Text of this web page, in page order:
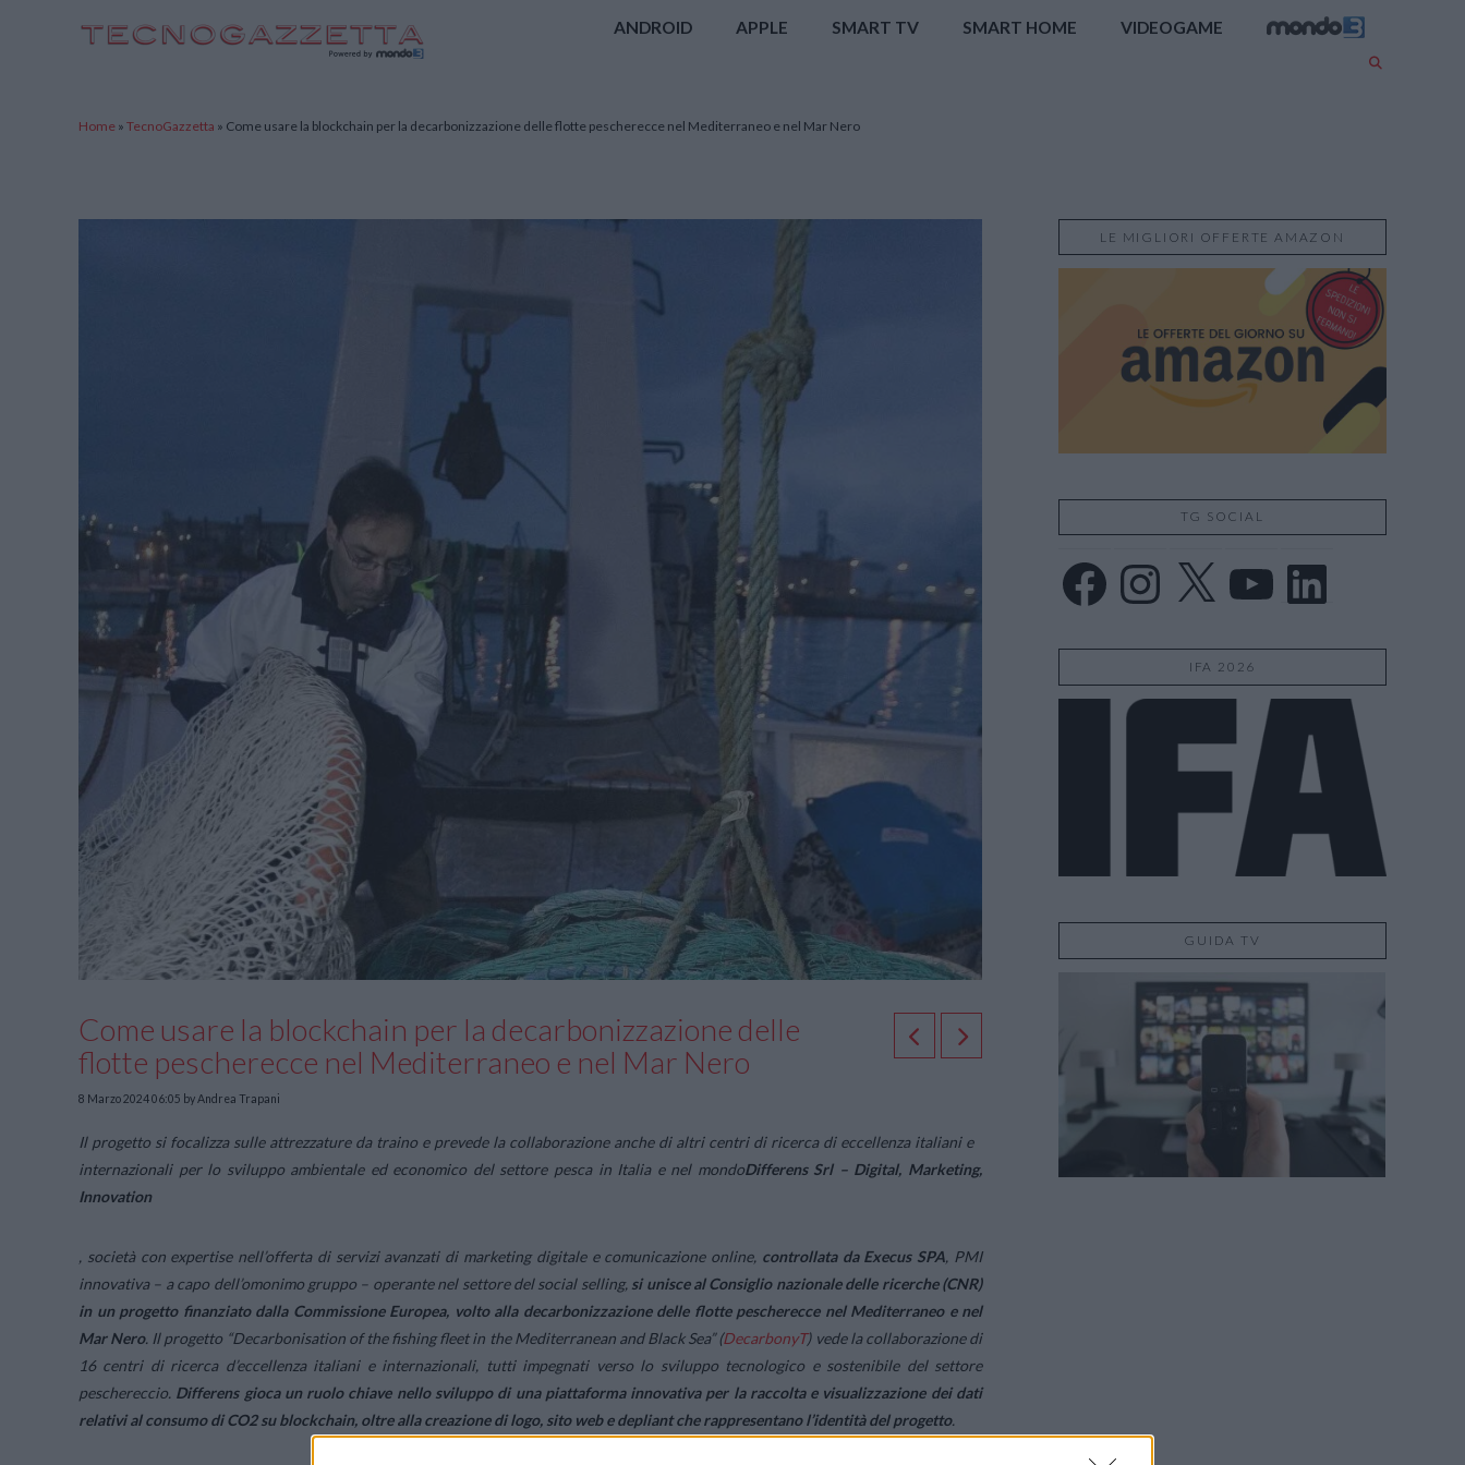
ANDROID APPLE SMART TV SMART HOME VIDEOGAME
Home » TecnoGazzetta » Come usare la blockchain per la decarbonizzazione delle flotte pescherecce nel Mediterraneo e nel Mar Nero
Come usare la blockchain per la decarbonizzazione delle
flotte pescherecce nel Mediterraneo e nel Mar Nero
8 Marzo 2024 06:05 by Andrea Trapani
Il progetto si focalizza sulle attrezzature da traino e prevede la collaborazione anche di altri centri di ricerca di eccellenza italiani e
internazionali per lo sviluppo ambientale ed economico del settore pesca in Italia e nel mondoDifferens Srl – Digital, Marketing,
Innovation
, società con expertise nell’offerta di servizi avanzati di marketing digitale e comunicazione online, controllata da Execus SPA, PMI
innovativa – a capo dell’omonimo gruppo – operante nel settore del social selling, si unisce al Consiglio nazionale delle ricerche (CNR)
in un progetto finanziato dalla Commissione Europea, volto alla decarbonizzazione delle flotte pescherecce nel Mediterraneo e nel
Mar Nero. Il progetto “Decarbonisation of the fishing fleet in the Mediterranean and Black Sea” (DecarbonyT) vede la collaborazione di
16 centri di ricerca d’eccellenza italiani e internazionali, tutti impegnati verso lo sviluppo tecnologico e sostenibile del settore
peschereccio. Differens gioca un ruolo chiave nello sviluppo di una piattaforma innovativa per la raccolta e visualizzazione dei dati
relativi al consumo di CO2 su blockchain, oltre alla creazione di logo, sito web e depliant che rappresentano l’identità del progetto.
LE MIGLIORI OFFERTE AMAZON
TG SOCIAL
Facebook Instagram YouTube LinkedIn
IFA 2026
GUIDA TV